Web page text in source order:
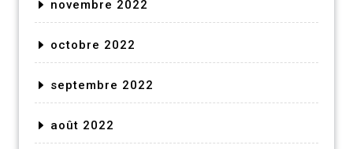
novembre 2022
octobre 2022
septembre 2022
août 2022